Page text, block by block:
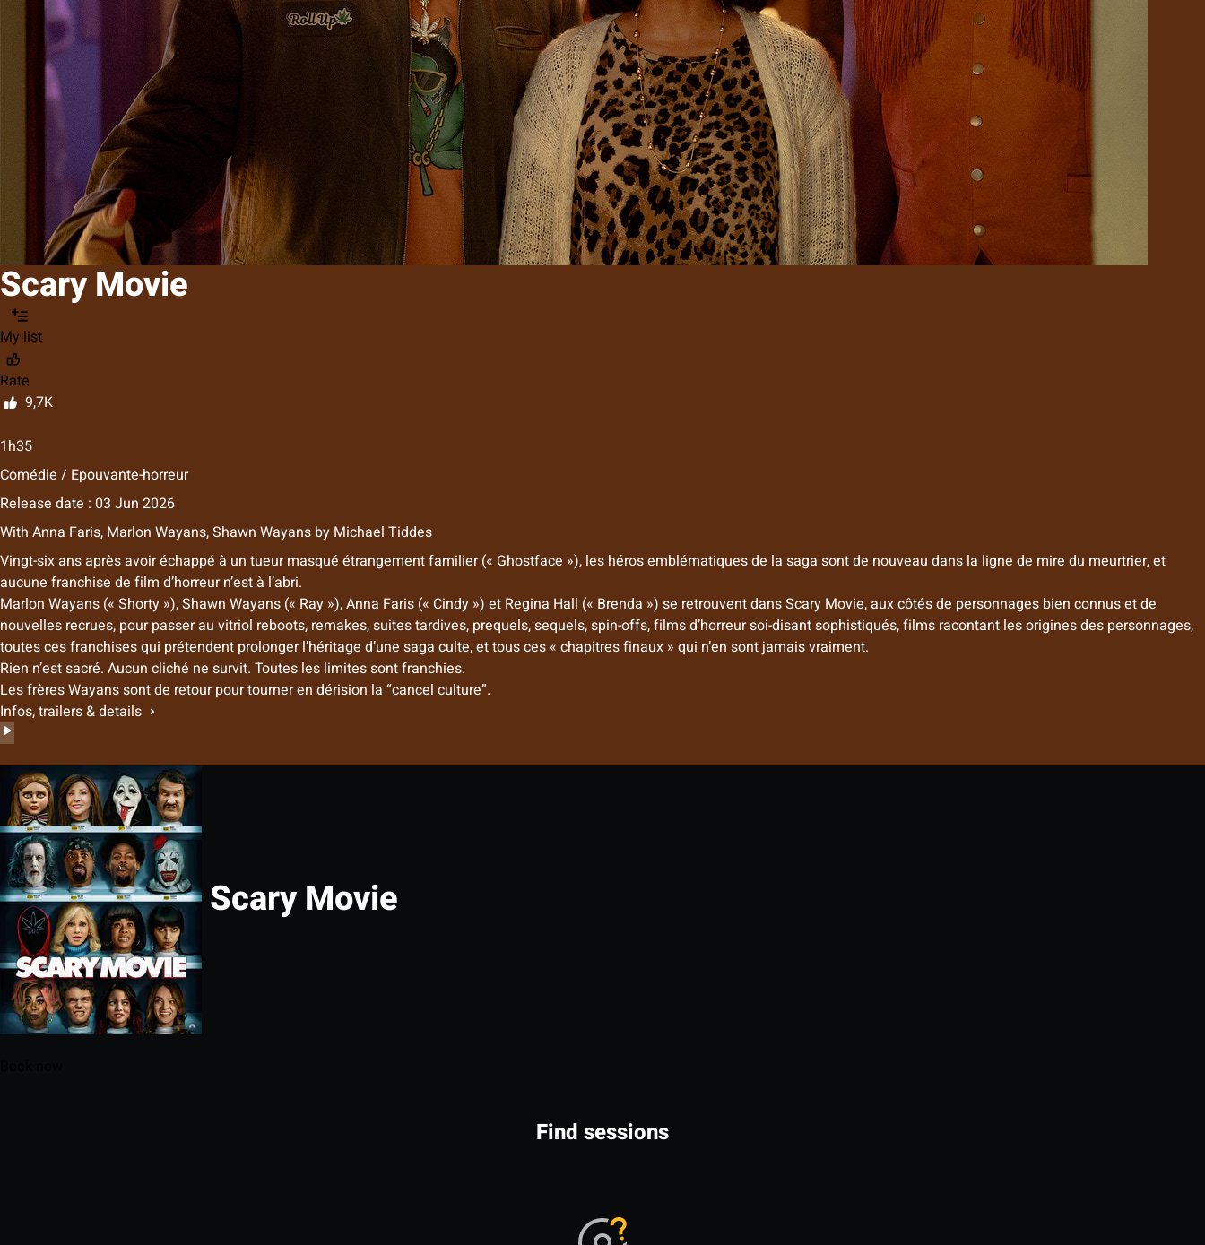
Scary Movie
My list
Rate
9,7K
1h35
Comédie / Epouvante-horreur
Release date : 03 Jun 2026
With Anna Faris, Marlon Wayans,Shawn Wayans by Michael Tiddes
Vingt-six ans après avoir échappé à un tueur masqué étrangement familier (« Ghostface »), les héros emblématiques de la saga sont de nouveau dans la ligne de mire du meurtrier, et
aucune franchise de film d’horreur n’est à l’abri.
Marlon Wayans (« Shorty »), Shawn Wayans (« Ray »), Anna Faris (« Cindy ») et Regina Hall (« Brenda ») se retrouvent dans Scary Movie, aux côtés de personnages bien connus et de
nouvelles recrues, pour passer au vitriol reboots, remakes, suites tardives, prequels, sequels, spin-offs, films d’horreur soi-disant sophistiqués, films racontant les origines des personnages,
toutes ces franchises qui prétendent prolonger l’héritage d’une saga culte, et tous ces « chapitres finaux » qui n’en sont jamais vraiment.
Rien n’est sacré. Aucun cliché ne survit. Toutes les limites sont franchies.
Les frères Wayans sont de retour pour tourner en dérision la “cancel culture”.
Infos, trailers & details
Scary Movie
Find sessions